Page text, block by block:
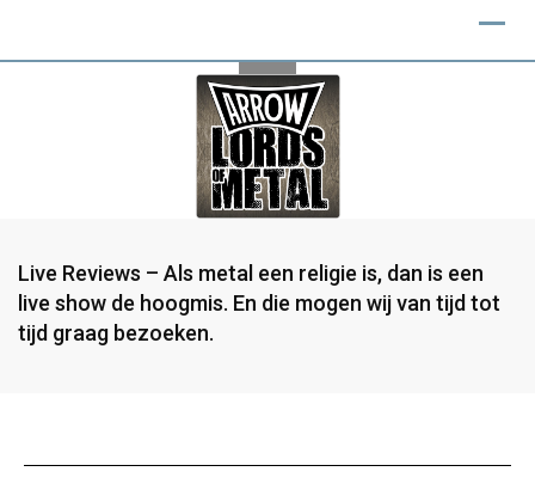
Live Reviews – Als metal een religie is, dan is een
live show de hoogmis. En die mogen wij van tijd tot
tijd graag bezoeken.